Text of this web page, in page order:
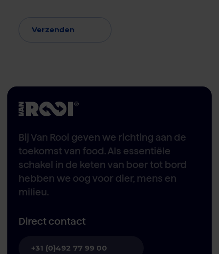
Verzenden
Bij Van Rooi geven we richting aan de
toekomst van food. Als essentiële
schakel in de keten van boer tot bord
hebben we oog voor dier, mens en
milieu.
Direct contact
+31 (0)492 77 99 00